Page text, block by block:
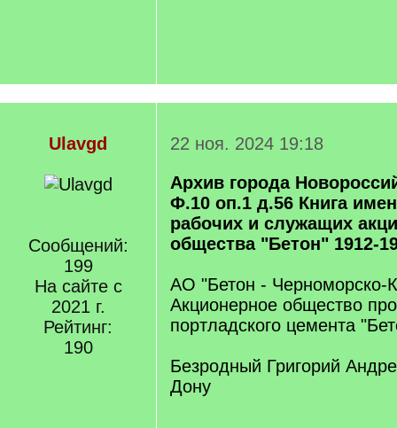
Ulavgd
Сообщений:
199
На сайте с
2021 г.
Рейтинг:
190
22 ноя. 2024 19:18
Архив города
Ф.10 оп.1 д.56 Книга
рабочих и служащих
общества "Бетон" 1912-
АО "Бетон - Черноморско-
Акционерное общество
портладского цемента
Безродный Григорий
Дону